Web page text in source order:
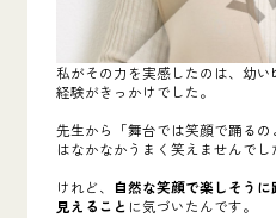
私がその力を実感したのは、幼
経験がきっかけでした。
先生から「舞台では笑顔で踊る
はなかなかうまく笑えませんでし
けれど、
自然な笑顔で楽しそう
見えること に気づいたんです。